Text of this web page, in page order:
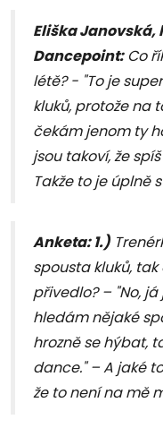
Eliška
Dancepoint:Co
létě? - "To je
kluků, protože na
čekám jenom ty
jsou takoví, že
Takže to je úplně
Anketa: 1.)
spousta kluků,
přivedlo? – "No,
hledám nějaké
hrozně se hýbat,
dance." – A jaké
že to není na mě